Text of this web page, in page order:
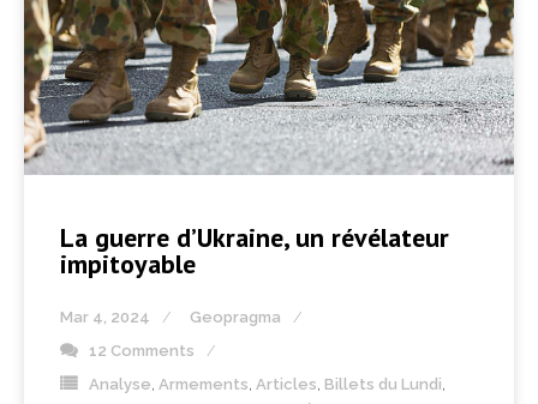
La guerre d’Ukraine, un révélateur
impitoyable
Mar 4, 2024
Geopragma
12 Comments
Analyse Armements Articles Billets du Lundi